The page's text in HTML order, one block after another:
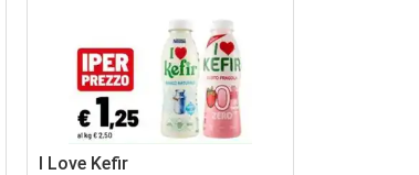
I Love Kefir